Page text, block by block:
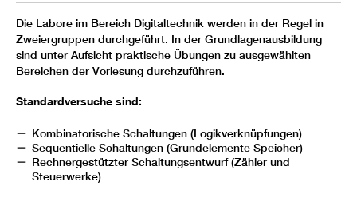
Die Labore im Bereich Digitaltechnik werden in der Regel in
Zweiergruppen durchgeführt. In der Grundlagenausbildung
sind unter Aufsicht praktische Übungen zu ausgewählten
Bereichen der Vorlesung durchzuführen.
Standardversuche sind:
Kombinatorische Schaltungen (Logikverknüpfungen)
Sequentielle Schaltungen (Grundelemente Speicher)
Rechnergestützter Schaltungsentwurf (Zähler und
Steuerwerke)